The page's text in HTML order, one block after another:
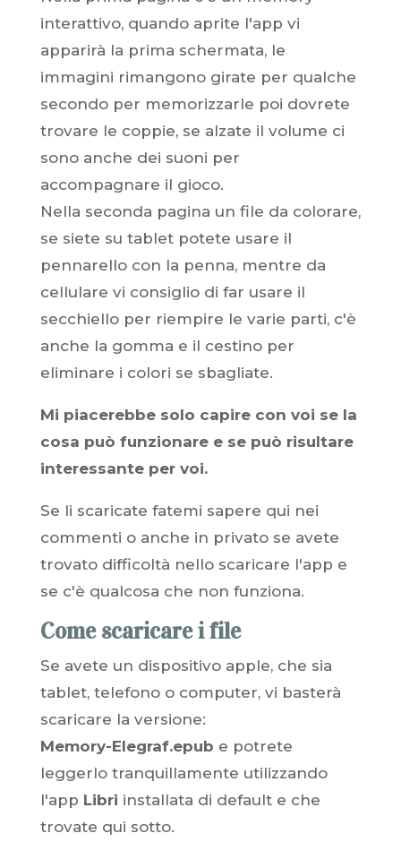
interattivo, quando aprite l'app vi
apparirà la prima schermata, le
immagini rimangono girate per qualche
secondo per memorizzarle poi dovrete
trovare le coppie, se alzate il volume ci
sono anche dei suoni per
accompagnare il gioco.
Nella seconda pagina un file da colorare,
se siete su tablet potete usare il
pennarello con la penna, mentre da
cellulare vi consiglio di far usare il
secchiello per riempire le varie parti, c'è
anche la gomma e il cestino per
eliminare i colori se sbagliate.
Mi piacerebbe solo capire con voi se la
cosa può funzionare e se può risultare
interessante per voi.
Se li scaricate fatemi sapere qui nei
commenti o anche in privato se avete
trovato difficoltà nello scaricare l'app e
se c'è qualcosa che non funziona.
Come scaricare i file
Se avete un dispositivo apple, che sia
tablet, telefono o computer, vi basterà
scaricare la versione:
Memory-Elegraf.epub e potrete
leggerlo tranquillamente utilizzando
l'app Libri installata di default e che
trovate qui sotto.